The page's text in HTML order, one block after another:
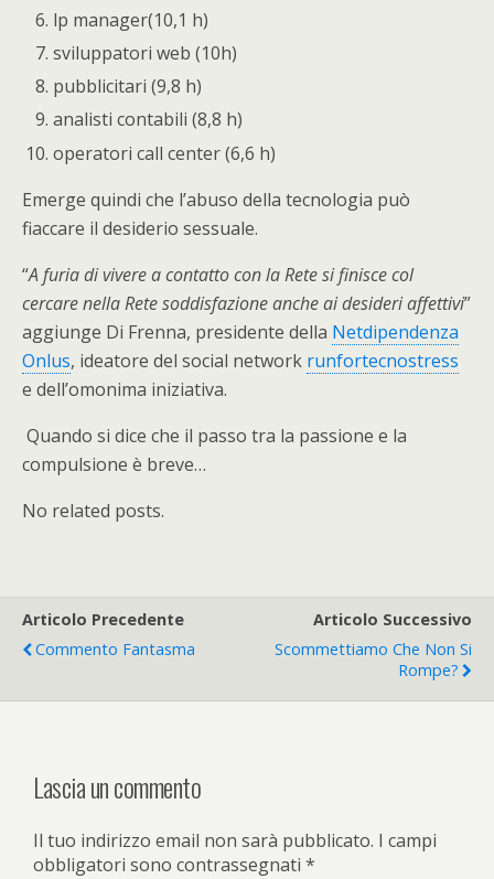
lp manager(10,1 h)
sviluppatori web (10h)
pubblicitari (9,8 h)
analisti contabili (8,8 h)
operatori call center (6,6 h)
Emerge quindi che l’abuso della tecnologia può
fiaccare il desiderio sessuale.
“A furia di vivere a contatto con la Rete si finisce col
cercare nella Rete soddisfazione anche ai desideri affettivi”
aggiunge Di Frenna, presidente della Netdipendenza
Onlus, ideatore del social network runfortecnostress
e dell’omonima iniziativa.
Quando si dice che il passo tra la passione e la
compulsione è breve…
No related posts.
Articolo Precedente
Commento Fantasma
Articolo Successivo
Scommettiamo Che Non Si
Rompe?
Lascia un commento
Il tuo indirizzo email non sarà pubblicato. I campi
obbligatori sono contrassegnati *